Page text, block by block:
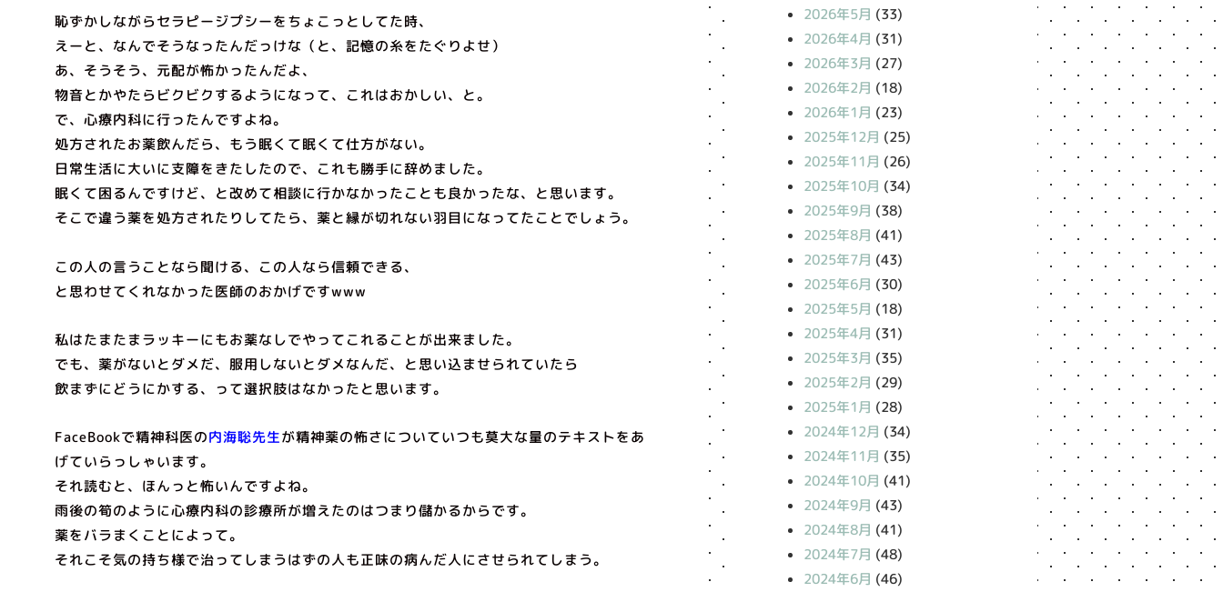
恥ずかしながらセラピージプシーをちょこっとしてた時、
えーと、なんでそうなったんだっけな（と、記憶の糸をたぐりよせ）
あ、そうそう、元配が怖かったんだよ、
物音とかやたらビクビクするようになって、これはおかしい、と。
で、心療内科に行ったんですよね。
処方されたお薬飲んだら、もう眠くて眠くて仕方がない。
日常生活に大いに支障をきたしたので、これも勝手に辞めました。
眠くて困るんですけど、と改めて相談に行かなかったことも良かったな、と思います。
そこで違う薬を処方されたりしてたら、薬と縁が切れない羽目になってたことでしょう。
この人の言うことなら聞ける、この人なら信頼できる、
と思わせてくれなかった医師のおかげですwww
私はたまたまラッキーにもお薬なしでやってこれることが出来ました。
でも、薬がないとダメだ、服用しないとダメなんだ、と思い込ませられていたら
飲まずにどうにかする、って選択肢はなかったと思います。
FaceBookで精神科医の内海聡先生が精神薬の怖さについていつも莫大な量のテキストをあ
げていらっしゃいます。
それ読むと、ほんっと怖いんですよね。
雨後の筍のように心療内科の診療所が増えたのはつまり儲かるからです。
薬をバラまくことによって。
それこそ気の持ち様で治ってしまうはずの人も正味の病んだ人にさせられてしまう。
2026年5月 (33)
2026年4月 (31)
2026年3月 (27)
2026年2月 (18)
2026年1月 (23)
2025年12月 (25)
2025年11月 (26)
2025年10月 (34)
2025年9月 (38)
2025年8月 (41)
2025年7月 (43)
2025年6月 (30)
2025年5月 (18)
2025年4月 (31)
2025年3月 (35)
2025年2月 (29)
2025年1月 (28)
2024年12月 (34)
2024年11月 (35)
2024年10月 (41)
2024年9月 (43)
2024年8月 (41)
2024年7月 (48)
2024年6月 (46)